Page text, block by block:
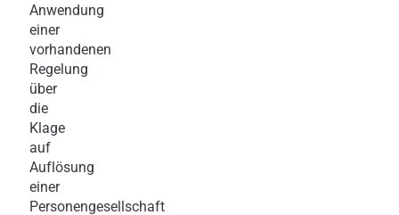
Anwendung
einer
vorhandenen
Regelung
über
die
Klage
auf
Auflösung
einer
Personengesellschaft